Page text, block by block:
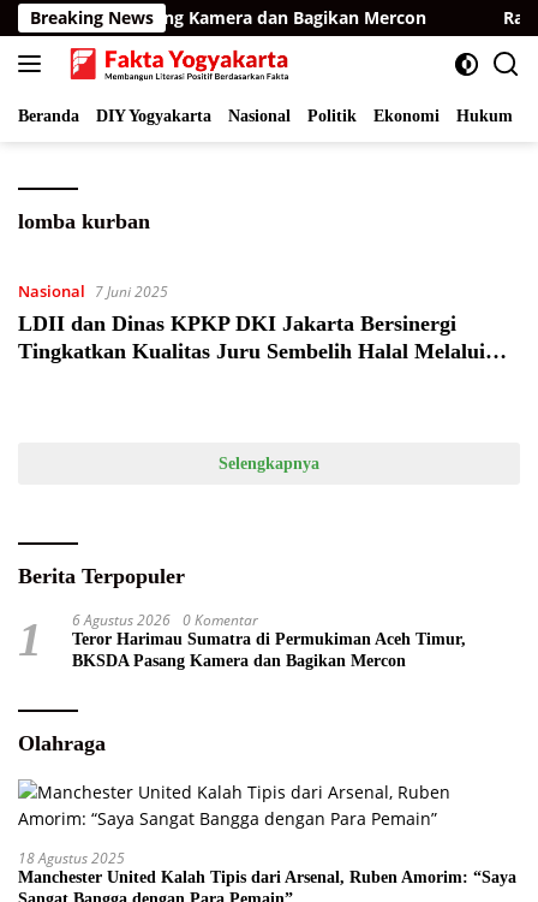
Langsung
ke
konten
Breaking News
BKSDA Pasang Kamera dan Bagikan Mercon
Beranda DIY Yogyakarta Nasional Politik Ekonomi Hukum
lomba kurban
Nasional 7 Juni 2025
LDII dan Dinas KPKP DKI Jakarta Bersinergi
Tingkatkan Kualitas Juru Sembelih Halal Melalui
Selengkapnya
Berita Terpopuler
1 6 Agustus 2026 0 Komentar
Teror Harimau Sumatra di Permukiman Aceh Timur,
BKSDA Pasang Kamera dan Bagikan Mercon
Olahraga
18 Agustus 2025
Manchester United Kalah Tipis dari Arsenal, Ruben Amorim: “Saya